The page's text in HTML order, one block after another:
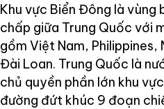
Khu vực Biển Đông là vùng
chấp giữa Trung Quốc với
gồm Việt Nam, Philippines,
Đài Loan. Trung Quốc là
chủ quyền phần lớn khu
đường đứt khúc 9 đoạn